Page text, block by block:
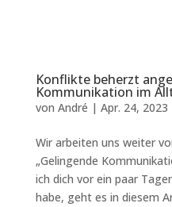
Konflikte beherzt
Kommunikation im
von André | Apr. 24, 2023
Wir arbeiten uns weiter
„Gelingende
ich dich vor ein paar
habe, geht es in diesem